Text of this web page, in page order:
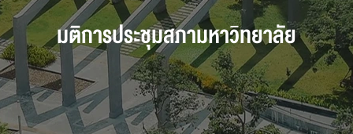
มติการประชุมสภามหาวิทยาลัย